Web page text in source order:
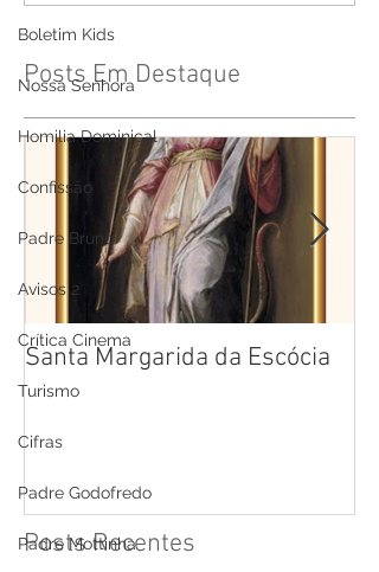
Boletim Kids
Nossa Senhora
Homilia Dominical
Confissão
Padre Bruno
Avisos 2
Crítica Cinema
Turismo
Cifras
Padre Godofredo
Padre Mottinha
Posts Em Destaque
Santa Margarida da Escócia
Posts Recentes